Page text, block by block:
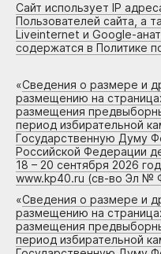
Сайт использует IP
Пользователей сайта, а
Liveinternet и Google-
содержатся в Политике
«Сведения о размере и
размещению на
размещения
период избирательной
Государственную Думу
Российской Федерации
18 – 20 сентября 2026
www.kp40.ru (св-во Эл №
«Сведения о размере и
размещению на
размещения
период избирательной